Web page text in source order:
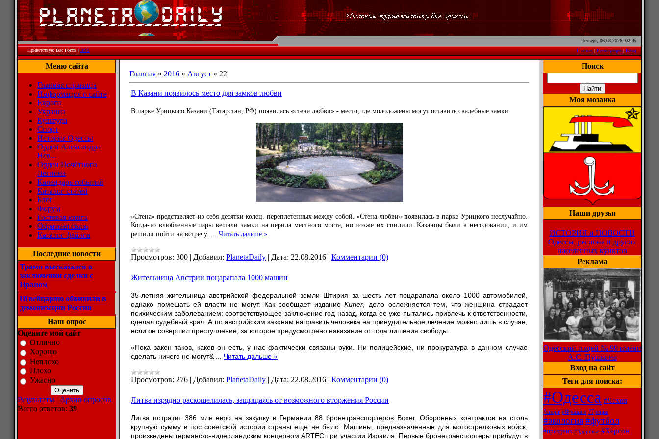
Четверг, 06.08.2026, 02:35
Приветствую Вас Гость|RSS Главная|Регистрация|Вход
Меню сайта
Главная страница
Информация о сайте
Европа
Украина
Культура
Спорт
История Одессы
Орден Александра
Нев...
Орден Почётного
Легиона
Календарь событий
Каталог статей
Блог
Форум
Гостевая книга
Обратная связь
Каталог файлов
Последние новости
Трамп высказался о
заключении сделки с
Ираном
Швейцарию обвинили в
демонизации России
Наш опрос
Оцените мой сайт
Отлично
Хорошо
Неплохо
Плохо
Ужасно
Результаты | Архив опросов
Всего ответов: 39
Главная » 2016 » Август » 22
В Казани появилось место для замков любви
В парке Урицкого Казани (Татарстан, РФ) появилась «стена любви» - место, где молодожены могут оставить свадебные замки.
«Стена» представляет из себя десятки колец, переплетенных между собой. «Стена любви» появилась в парке Урицкого неслучайно.
Когда-то влюбленные пары вешали замки на перила местного моста, но позже их спилили. Казанцы были в негодовании, и им
решили пойти на встречу. ... Читать дальше »
Просмотров: 300 | Добавил: PlanetaDaily | Дата: 22.08.2016 | Комментарии (0)
Жительница Австрии поцарапала 1000 машин
35-летняя жительница австрийской федеральной земли Штирия за шесть лет поцарапала около 1000 автомобилей,
однако помешать ей власти не могут. Как сообщает изданиеKurier , дело осложняется тем, что женщина страдает
психическим заболеванием: соответствующее заключение год назад, когда ее уже пытались привлечь к ответственности,
сделал судебный врач. А по австрийским законам направить человека на принудительное лечение можно лишь в случае,
если он совершил преступление, за которое предусмотрено наказание от года лишения свободы.
«Пока закон таков, каков он есть, у нас фактически связаны руки. Ни полицейские, ни прокуратура в данном случае
сделать ничего не могут&
Читать дальше »
Просмотров: 276 | Добавил: PlanetaDaily | Дата: 22.08.2016 | Комментарии (0)
Литва изрядно раскошелилась, защищаясь от возможного вторжения России
Литва потратит 386 млн евро на закупку в Германии 88 бронетранспортеров Boxer. Оборонных контрактов на столь
крупную сумму в постсоветской истории страны еще не было. Машины, предназначенные для мотострелковых войск,
произведены германско-нидерландским концерном ARTEC при участии Израиля. Первые бронетранспортеры прибудут в
Поиск
Моя мозаика
Наши друзья
ИСТОРИЯ и НОВОСТИ
Одессы, региона и других
населенных кунктов
Реклама
Одесский лицей № 90 имени
А.С. Пушкина
Вход на сайт
Теги для поиска:
#Одесса #Чехия
#спорт #Франция #Греция
#экология#футбол
#праздник #Здоровье #Херсон